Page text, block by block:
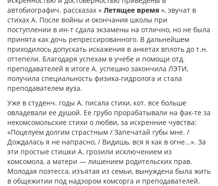
автобиографич. рассказах « Летящее время », звучат в
стихах А. После войны и окончания школы при
поступлении в ин-т сдала экзамены на отлично, но не была
принята как дочь репрессированного. В дальнейшем
приходилось допускать искажения в анкетах вплоть до т.н.
оттепели. Благодаря успехам в учебе и помощи отд.
преподавателей в итоге А. успешно закончила ЛЭТИ,
получила специальность физика-гидролога и стала
преподавателем вуза.
Уже в студенч. годы А. писала стихи, кот. все больше
овладевали ее душой. Ее грубо прорабатывали на фак-те за
некомсомольские стихи о любви, за искренние чувства:
«Поцелуем долгим страстным / Запечатай губы мне. /
Дождалась я не напрасно, / Видишь, вся я как в огне...». За
эти простые стишки А. грозили исключением из
комсомола, а матери — лишением родительских прав.
Молодая поэтесса, изъятая из семьи, вынуждена была жить
в общежитии под надзором комсорга и преподавателей.